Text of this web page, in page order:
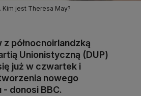
jest Theresa May?
północnoirlandzką
Unionistyczną (DUP)
już w czwartek i
nowego
donosi BBC.